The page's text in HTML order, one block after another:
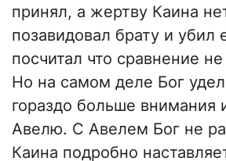
принял, а жертву Каина
позавидовал брату и убил
посчитал что сравнение не
Но на самом деле Бог
гораздо больше внимания
Авелю. С Авелем Бог не
Каина подробно